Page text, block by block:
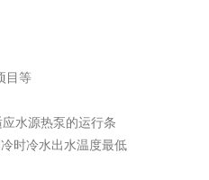
目等
水源热泵的运行条
时冷水出水温度最低